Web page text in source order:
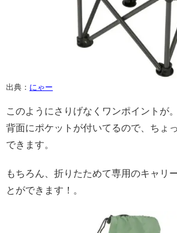
出典： にゃー
このようにさりげなくワンポイントが。
背面にポケットが付いてるので、ちょ
できます。
もちろん、折りたためて専用のキャリ
とができます！。